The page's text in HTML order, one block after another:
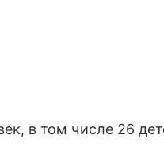
в том числе 26